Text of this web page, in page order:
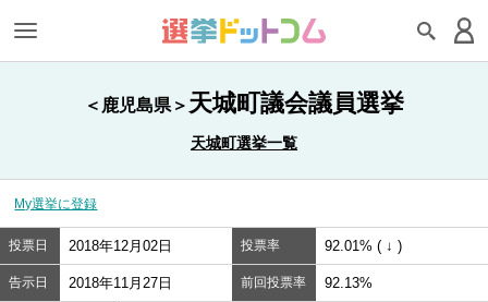
＜鹿児島県＞ 天城町議会議員選挙
天城町選挙一覧
My選挙に登録
投票日 2018年12月02日 投票率 92.01% ( ↓ )
告示日 2018年11月27日 前回投票率 92.13%